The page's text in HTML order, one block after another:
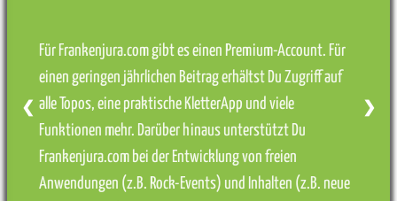
Für Frankenjura.com gibt es einen Premium-Account. Für
einen geringen jährlichen Beitrag erhältst Du Zugriff auf
alle Topos, eine praktische KletterApp und viele
Funktionen mehr. Darüber hinaus unterstützt Du
Frankenjura.com bei der Entwicklung von freien
Anwendungen (z.B. Rock-Events) und Inhalten (z.B. neue
❮ ❯